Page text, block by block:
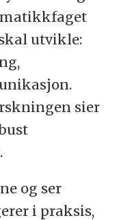
utvikle:
sier
og ser
i praksis,